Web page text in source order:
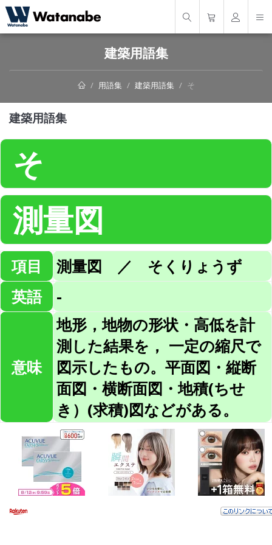
建築用語集
用語集 建築用語集 そ
建築用語集
そ
測量図
項目
測量図 ／ そくりょうず
英語
-
意味
地形，地物の形状・高低を計
測した結果を， 一定の縮尺で
図示したもの。平面図・縦断
面図・横断面図・地積(ちせ
き）(求積)図などがある。